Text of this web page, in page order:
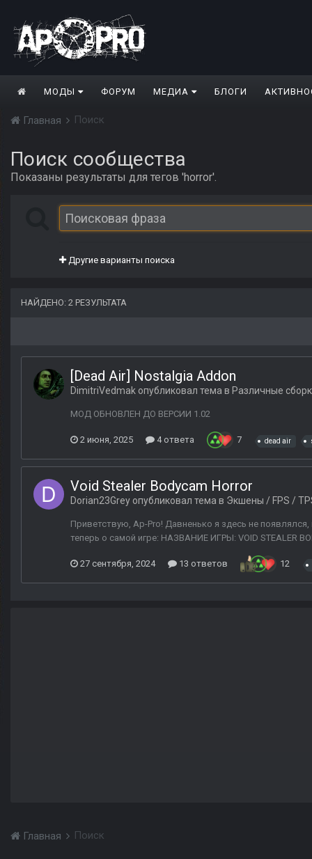
МОДЫ ФОРУМ МЕДИА БЛОГИ
Главная Поиск
Поиск сообщества
Показаны результаты для тегов 'horror'.
Другие варианты поиска
НАЙДЕНО: 2 РЕЗУЛЬТАТА
[Dead Air] Nostalgia Addon
DimitriVedmak опубликовал тема в Различные
МОД ОБНОВЛЕН ДО ВЕРСИИ 1.02
2 июня, 2025 4 ответа 7 dead air
Void Stealer Bodycam Horror
Dorian23Grey опубликовал тема в Экшены / FPS /
Приветствую, Ap-Pro! Давненько я здесь не
теперь о самой игре: НАЗВАНИЕ ИГРЫ: VOID STEALER
27 сентября, 2024 13 ответов 12
Главная Поиск